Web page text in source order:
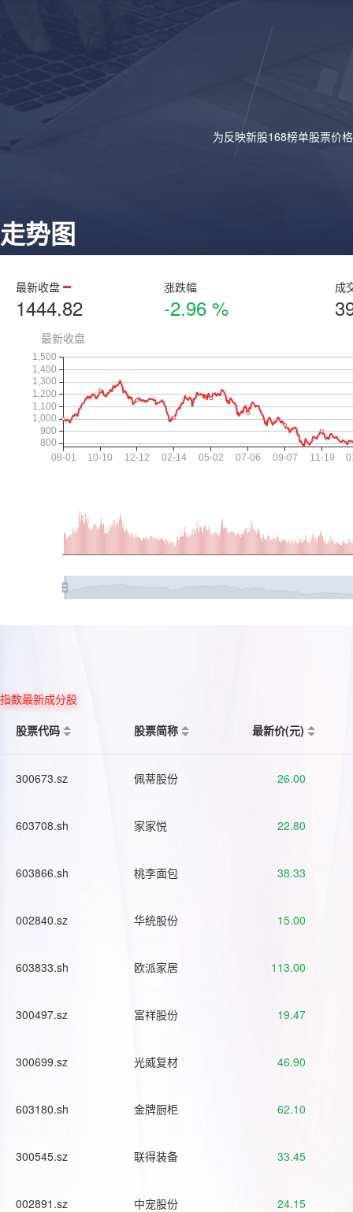
为反映新股168榜单股票价
走势图
最新收盘
1444.82
涨跌幅
-2.96 %
成
指数最新成分股
股票代码
股票简称 最新价(元)
300673.sz 佩蒂股份 26.00
603708.sh 家家悦 22.80
603866.sh 桃李面包 38.33
002840.sz 华统股份 15.00
603833.sh 欧派家居 113.00
300497.sz 富祥股份 19.47
300699.sz 光威复材 46.90
603180.sh 金牌厨柜 62.10
300545.sz 联得装备 33.45
002891.sz 中宠股份 24.15